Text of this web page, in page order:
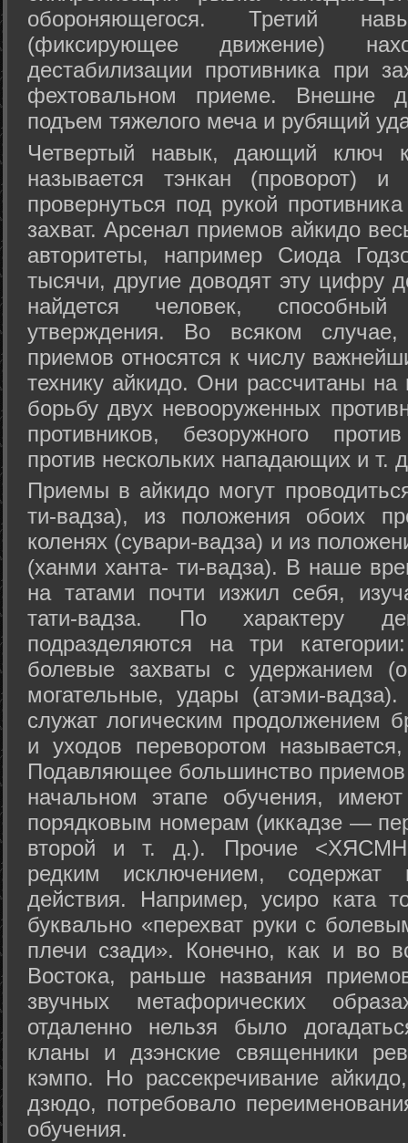
обороняющегося. Третий
(фиксирующее движение)
дестабилизации противника при
фехтовальном приеме. Внешне
подъем тяжелого меча и рубящий
Четвертый навык, дающий ключ
называется тэнкан (проворот)
провернуться под рукой
захват. Арсенал приемов айкидо
авторитеты, например Сиода
тысячи, другие доводят эту цифру
найдется человек,
утверждения. Во всяком
приемов относятся к числу
технику айкидо. Они рассчитаны
борьбу двух невооруженных
противников, безоружного
против нескольких нападающих и т.
Приемы в айкидо могут
ти-вадза), из положения обоих
коленях (сувари-вадза) и из
(ханми ханта- ти-вадза). В наше
на татами почти изжил себя,
тати-вадза. По характеру
подразделяются на три
болевые захваты с удержанием
могательные, удары (атэми-
служат логическим продолжением
и уходов переворотом
Подавляющее большинство
начальном этапе обучения,
порядковым номерам (иккадзе —
второй и т. д.). Прочие
редким исключением, содержат
действия. Например, усиро ката
буквально «перехват руки с
плечи сзади». Конечно, как и во
Востока, раньше названия
звучных метафорических
отдаленно нельзя было
кланы и дзэнские священники
кэмпо. Но рассекречивание
дзюдо, потребовало
обучения.